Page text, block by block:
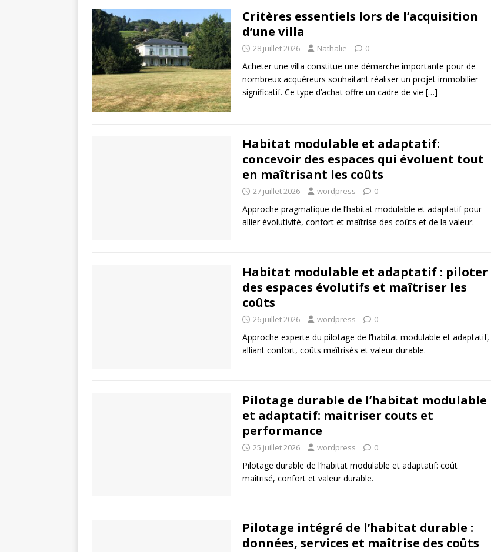
Critères essentiels lors de l’acquisition
d’une villa
28 juillet 2026 Nathalie 0
Acheter une villa constitue une démarche importante pour de
nombreux acquéreurs souhaitant réaliser un projet immobilier
significatif. Ce type d’achat offre un cadre de vie […]
Habitat modulable et adaptatif:
concevoir des espaces qui évoluent tout
en maîtrisant les coûts
27 juillet 2026 wordpress 0
Approche pragmatique de l’habitat modulable et adaptatif pour
allier évolutivité, confort et maîtrise des coûts et de la valeur.
Habitat modulable et adaptatif : piloter
des espaces évolutifs et maîtriser les
coûts
26 juillet 2026 wordpress 0
Approche experte du pilotage de l’habitat modulable et adaptatif,
alliant confort, coûts maîtrisés et valeur durable.
Pilotage durable de l’habitat modulable
et adaptatif: maitriser couts et
performance
25 juillet 2026 wordpress 0
Pilotage durable de l’habitat modulable et adaptatif: coût
maîtrisé, confort et valeur durable.
Pilotage intégré de l’habitat durable :
données, services et maîtrise des coûts